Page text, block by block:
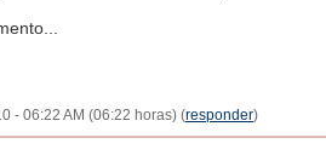
- 06:22 AM (06:22 horas) (responder)